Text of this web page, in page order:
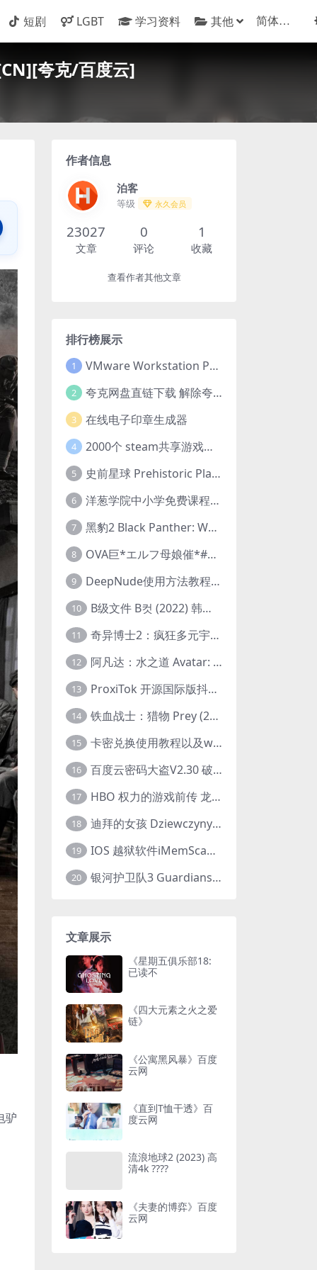
短剧 LGBT 学习资料 其他
夸克/百度云]
驴
作者信息
泊客
等级 永久会员
23027
文章
0
评论
1
收藏
查看作者其他文章
排行榜展示
1 VMware Workstation Pro 16 永久激活密钥(序列号)
2 夸克网盘直链下载 解除夸克网盘下载限制 油猴脚本
3 在线电子印章生成器
4 2000个 steam共享游戏账号 离线steam账号分享
5 史前星球 Prehistoric Planet (2022) 中字 1080p 高清 阿里云盘 2022.5.27已更新全集
6 洋葱学院中小学免费课程集合 云盘下载
7 黑豹2 Black Panther: Wakanda Forever (2022) 高清版
8 OVA巨*エルフ母娘催*#1エルフの国を蹂*する男。汚された女王と姫
9 DeepNude使用方法教程FAQ
10 B级文件 B컷 (2022) 韩国大尺度剧情电影 1080P 中字
11 奇异博士2：疯狂多元宇宙 Doctor Strange in the Multiverse of Madness (2022) 高清版1080p
12 阿凡达：水之道 Avatar: The Way of Water (2022) 1080p 2k 4k 中文字幕
13 ProxiTok 开源国际版抖音TikTok网页版 国内网络直连
14 铁血战士：猎物 Prey (2022) 中英字幕 1080P
15 卡密兑换使用教程以及windows使用教程
16 百度云密码大盗V2.30 破解分享链接提取码
17 HBO 权力的游戏前传 龙之家族 House of the Dragon (2022) 中字 1080P 更新4集
18 迪拜的女孩 Dziewczyny z Dubaju (2021) 1080P 中字
19 IOS 越狱软件iMemScan version1.2.6 游戏内存修改器
20 银河护卫队3 Guardians of the Galaxy Vol. 3 (2023)4K高清资源1080p只分享精品
文章展示
《星期五俱乐部18:
已读不
《四大元素之火之爱
链》
《公寓黑风暴》百度
云网
《直到T恤干透》百
度云网
流浪地球2 (2023) 高
清4k ????
《夫妻的博弈》百度
云网